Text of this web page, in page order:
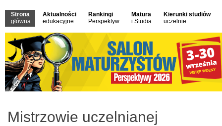
Strona
główna
Aktualności
edukacyjne
Rankingi
Perspektyw
Matura
i Studia
Kierunki studiów
uczelnie
Mistrzowie uczelnianej